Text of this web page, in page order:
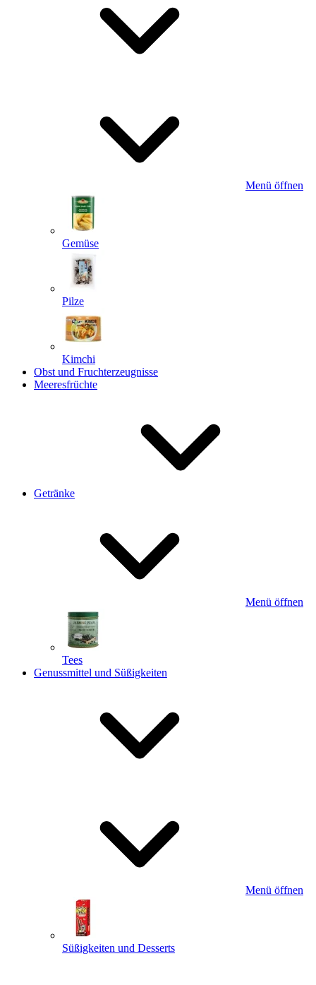
Menü öffnen
Gemüse
Pilze
Kimchi
Obst und Fruchterzeugnisse
Meeresfrüchte
Getränke
Menü öffnen
Tees
Genussmittel und Süßigkeiten
Menü öffnen
Süßigkeiten und Desserts